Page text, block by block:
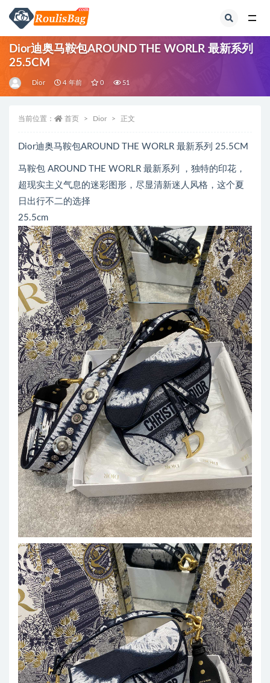
Dior迪奥马鞍包AROUND THE WORLR 最新系列
25.5CM
Dior 4 年前 0 51
当前位置： 首页 Dior 正文
Dior迪奥马鞍包AROUND THE WORLR 最新系列 25.5CM
马鞍包 AROUND THE WORLR 最新系列 ，独特的印花，
超现实主义气息的迷彩图形，尽显清新迷人风格，这个夏
日出行不二的选择
25.5cm